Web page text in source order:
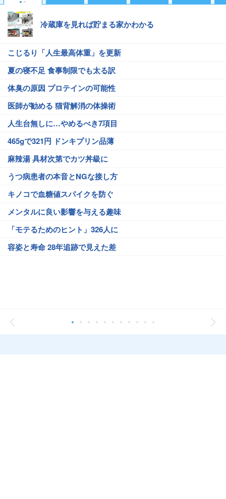
冷蔵庫を見れば貯まる家かわかる
こじるり「人生最高体重」を更新
夏の寝不足 食事制限でも太る訳
体臭の原因 プロテインの可能性
医師が勧める 猫背解消の体操術
人生台無しに…やめるべき7項目
465gで321円 ドンキプリン品薄
麻辣湯 具材次第でカツ丼級に
うつ病患者の本音とNGな接し方
キノコで血糖値スパイクを防ぐ
メンタルに良い影響を与える趣味
「モテるためのヒント」326人に
容姿と寿命 28年追跡で見えた差